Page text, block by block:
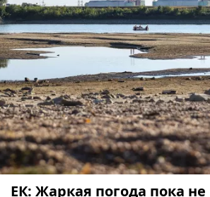
ЕК: Жаркая погода пока не